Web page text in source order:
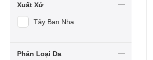
Xuất Xứ
Tây Ban Nha
Phân Loại Da